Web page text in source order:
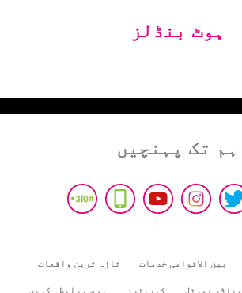
ہوٹ بنڈلز
ہم تک پہنچیں
بین الاقوامی خدمات تازہ ترین واقعات